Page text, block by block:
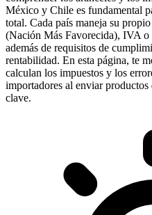
México y Chile es fundamental
total. Cada país maneja su
(Nación Más Favorecida), IVA
además de requisitos de
rentabilidad. En esta página, te
calculan los impuestos y los
importadores al enviar productos
clave.